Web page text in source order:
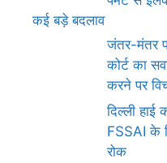
कई बड़े बदलाव
जंतर-मंतर
कोर्ट का
करने पर
दिल्ली हाई
FSSAI के
रोक